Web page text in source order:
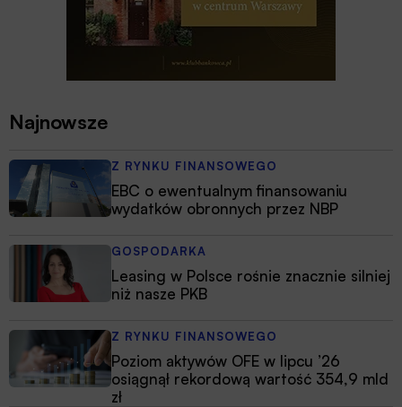
Najnowsze
Z RYNKU FINANSOWEGO
EBC o ewentualnym finansowaniu
wydatków obronnych przez NBP
GOSPODARKA
Leasing w Polsce rośnie znacznie silniej
niż nasze PKB
Z RYNKU FINANSOWEGO
Poziom aktywów OFE w lipcu ’26
osiągnął rekordową wartość 354,9 mld
zł